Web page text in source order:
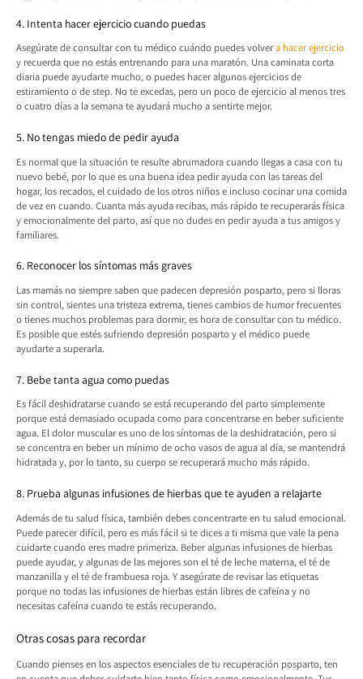
4. Intenta hacer ejercicio cuando puedas
Asegúrate de consultar con tu médico cuándo puedes volvera hacer ejercicio
y recuerda que no estás entrenando para una maratón. Una caminata corta
diaria puede ayudarte mucho, o puedes hacer algunos ejercicios de
estiramiento o de step. No te excedas, pero un poco de ejercicio al menos tres
o cuatro días a la semana te ayudará mucho a sentirte mejor.
5. No tengas miedo de pedir ayuda
Es normal que la situación te resulte abrumadora cuando llegas a casa con tu
nuevo bebé, por lo que es una buena idea pedir ayuda con las tareas del
hogar, los recados, el cuidado de los otros niños e incluso cocinar una comida
de vez en cuando. Cuanta más ayuda recibas, más rápido te recuperarás física
y emocionalmente del parto, así que no dudes en pedir ayuda a tus amigos y
familiares.
6. Reconocer los síntomas más graves
Las mamás no siempre saben que padecen depresión posparto, pero si lloras
sin control, sientes una tristeza extrema, tienes cambios de humor frecuentes
o tienes muchos problemas para dormir, es hora de consultar con tu médico.
Es posible que estés sufriendo depresión posparto y el médico puede
ayudarte a superarla.
7. Bebe tanta agua como puedas
Es fácil deshidratarse cuando se está recuperando del parto simplemente
porque está demasiado ocupada como para concentrarse en beber suficiente
agua. El dolor muscular es uno de los síntomas de la deshidratación, pero si
se concentra en beber un mínimo de ocho vasos de agua al día, se mantendrá
hidratada y, por lo tanto, su cuerpo se recuperará mucho más rápido.
8. Prueba algunas infusiones de hierbas que te ayuden a relajarte
Además de tu salud física, también debes concentrarte en tu salud emocional.
Puede parecer difícil, pero es más fácil si te dices a ti misma que vale la pena
cuidarte cuando eres madre primeriza. Beber algunas infusiones de hierbas
puede ayudar, y algunas de las mejores son el té de leche materna, el té de
manzanilla y el té de frambuesa roja. Y asegúrate de revisar las etiquetas
porque no todas las infusiones de hierbas están libres de cafeína y no
necesitas cafeína cuando te estás recuperando.
Otras cosas para recordar
Cuando pienses en los aspectos esenciales de tu recuperación posparto, ten